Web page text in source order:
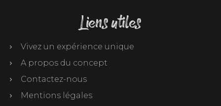
Liens utiles
Vivez un expérience unique
A propos du concept
Contactez-nous
Mentions légales